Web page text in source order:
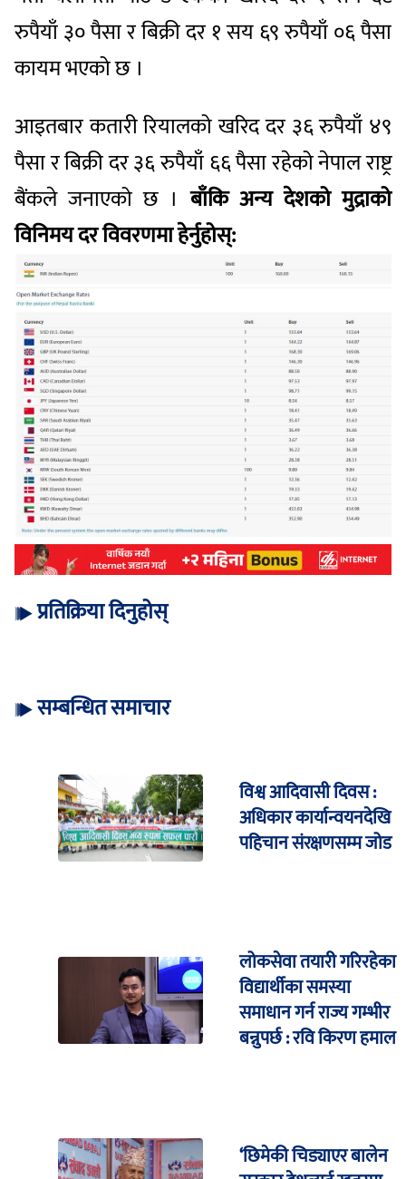
रुपैयाँ ३० पैसा र बिक्री दर १ सय ६९ रुपैयाँ ०६ पैसा
कायम भएको छ ।
आइतबार कतारी रियालको खरिद दर ३६ रुपैयाँ ४९
पैसा र बिक्री दर ३६ रुपैयाँ ६६ पैसा रहेको नेपाल राष्ट्र
बैंकले जनाएको छ ।बाँकि अन्य देशको मुद्राको
विनिमय दर विवरणमा हेर्नुहोस्:
प्रतिक्रिया दिनुहोस्
सम्बन्धित समाचार
विश्व आदिवासी दिवस :
अधिकार कार्यान्वयनदेखि
पहिचान संरक्षणसम्म जोड
लोकसेवा तयारी गरिरहेका
विद्यार्थीका समस्या
समाधान गर्न राज्य गम्भीर
बन्नुपर्छ : रवि किरण हमाल
‘छिमेकी चिड्याएर बालेन